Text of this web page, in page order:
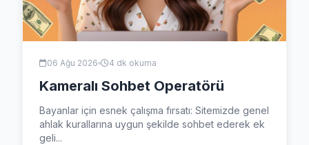
06 Ağu 2026 4 dk okuma
Kameralı Sohbet Operatörü
Bayanlar için esnek çalışma fırsatı: Sitemizde genel
ahlak kurallarına uygun şekilde sohbet ederek ek
geli...